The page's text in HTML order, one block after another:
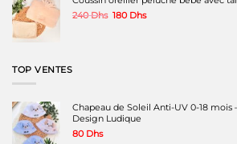
240Dhs Le
180 DhsLe
TOP VENTES
Chapeau de Soleil Anti-UV 0-18 mois
Design Ludique
80 Dhs